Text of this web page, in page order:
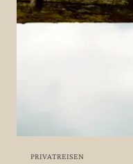
PRIVATREISEN